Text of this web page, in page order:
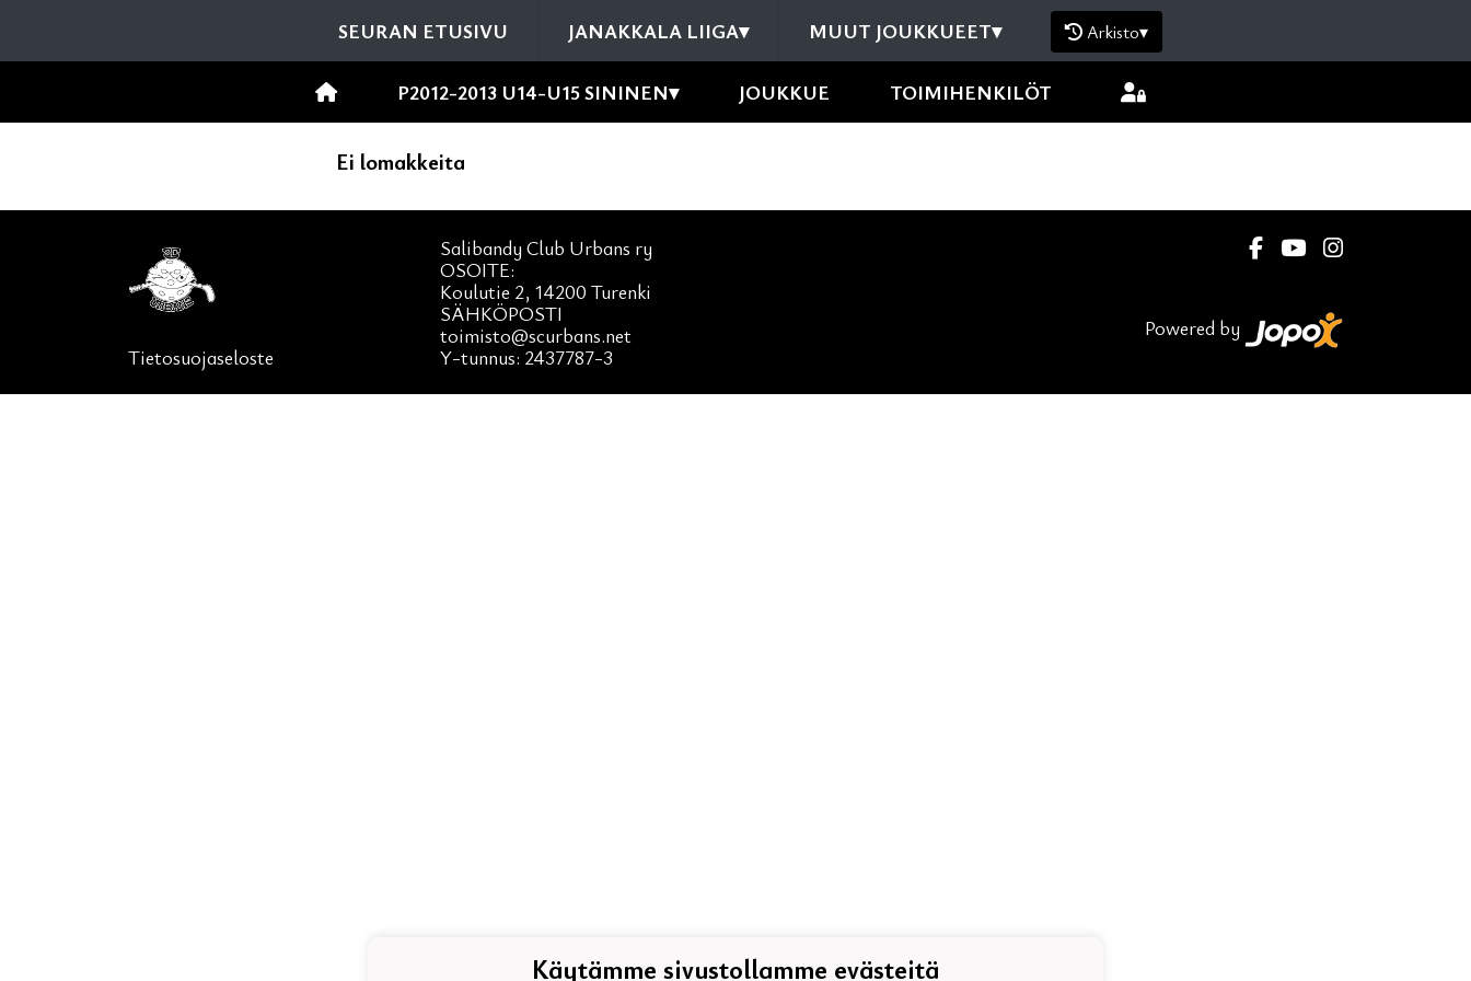
SEURAN ETUSIVU JANAKKALA LIIGA▾ MUUT JOUKKUEET▾ Arkisto▾
P2012-2013 U14-U15 SININEN▾ JOUKKUE TOIMIHENKILÖT
Ei lomakkeita
Tietosuojaseloste
Salibandy Club Urbans ry
OSOITE:
Koulutie 2, 14200 Turenki
SÄHKÖPOSTI
toimisto@scurbans.net
Y-tunnus: 2437787-3
Powered by
Käytämme sivustollamme evästeitä